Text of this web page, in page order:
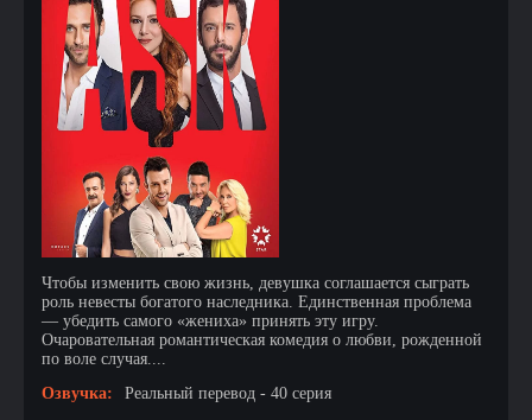
Чтобы изменить свою жизнь, девушка соглашается сыграть
роль невесты богатого наследника. Единственная проблема
— убедить самого «жениха» принять эту игру.
Очаровательная романтическая комедия о любви, рожденной
по воле случая....
Озвучка:
Реальный перевод - 40 серия